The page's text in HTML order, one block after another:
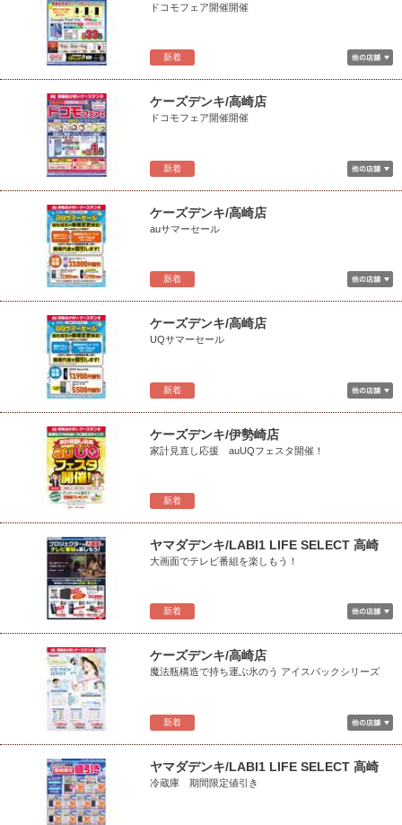
新着
ドコモフェア開催開催
新着
ケーズデンキ/高崎店
ドコモフェア開催開催
新着
ケーズデンキ/高崎店
auサマーセール
新着
ケーズデンキ/高崎店
UQサマーセール
新着
ケーズデンキ/伊勢崎店
家計見直し応援 auUQフェスタ開催！
新着
ヤマダデンキ/LABI1 LIFE SELECT 高崎
大画面でテレビ番組を楽しもう！
新着
ケーズデンキ/高崎店
魔法瓶構造で持ち運ぶ氷のう アイスパックシリーズ
ヤマダデンキ/LABI1 LIFE SELECT 高崎
冷蔵庫 期間限定値引き